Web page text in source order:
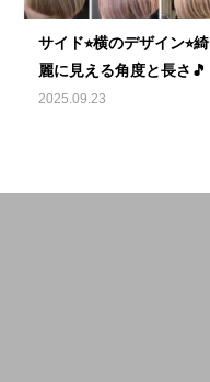
サイド⭐︎横のデザイン⭐︎綺
麗に見える角度と長さ🎵
2025.09.23